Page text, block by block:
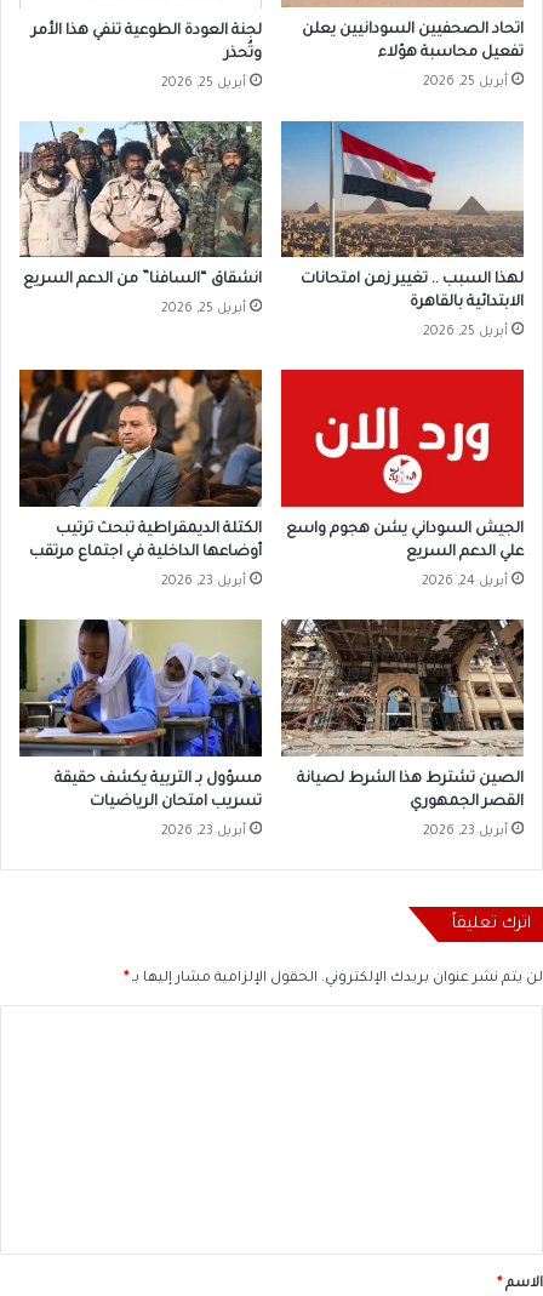
اتحاد الصحفيين السودانيين يعلن
تفعيل محاسبة هؤلاء
أبريل 25, 2026
لجنة العودة الطوعية تنفي هذا الأمر
وتُحذر
أبريل 25, 2026
لهذا السبب .. تغيير زمن امتحانات
الابتدائية بالقاهرة
أبريل 25, 2026
انشقاق “السافنا” من الدعم السريع
أبريل 25, 2026
الجيش السوداني يشن هجوم واسع
علي الدعم السريع
أبريل 24, 2026
الكتلة الديمقراطية تبحث ترتيب
أوضاعها الداخلية في اجتماع مرتقب
أبريل 23, 2026
الصين تشترط هذا الشرط لصيانة
القصر الجمهوري
أبريل 23, 2026
مسؤول بـ التربية يكشف حقيقة
تسريب امتحان الرياضيات
أبريل 23, 2026
اترك تعليقاً
لن يتم نشر عنوان بريدك الإلكتروني. الحقول الإلزامية مشار إليها بـ *
*الاسم *